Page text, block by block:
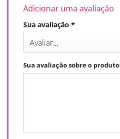
Adicionar uma avaliação
Sua avaliação *
Sua avaliação sobre o produto